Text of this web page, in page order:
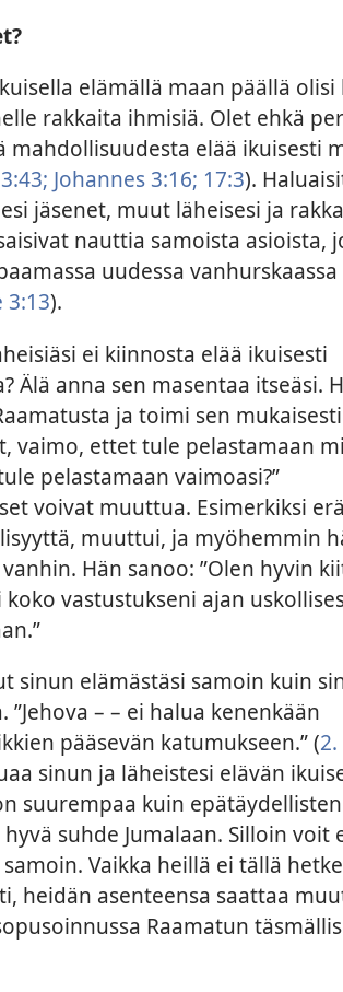
elämällä maan päällä olisi
rakkaita ihmisiä. Olet ehkä
mahdollisuudesta elää ikuisesti
Johannes 3:16; 17:3).
jäsenet, muut läheisesi ja
nauttia samoista asioista,
uudessa vanhurskaassa
3:13).
ei kiinnosta elää ikuisesti
Älä anna sen masentaa itseäsi.
ja toimi sen
vaimo, ettet tule pelastamaan
pelastamaan vaimoasi?”
voivat muuttua. Esimerkiksi
muuttui, ja myöhemmin
Hän sanoo: ”Olen hyvin
vastustukseni ajan
sinun elämästäsi samoin kuin
– – ei halua kenenkään
pääsevän katumukseen.” (
sinun ja läheistesi elävän
suurempaa kuin
hyvä suhde Jumalaan. Silloin voit
Vaikka heillä ei tällä
heidän asenteensa saattaa
Raamatun